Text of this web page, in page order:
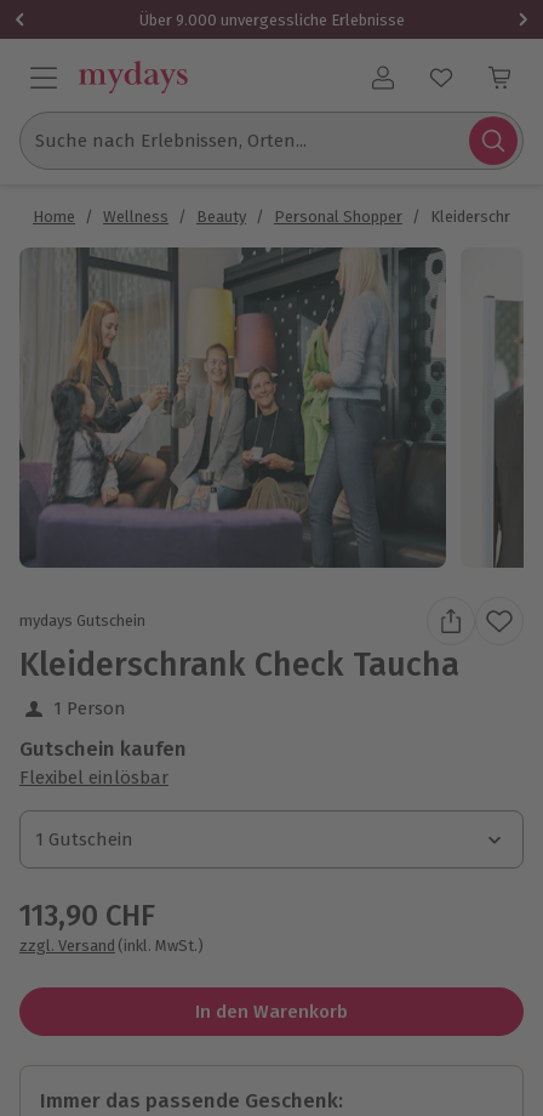
Über 9.000 unvergessliche Erlebnisse
Benutzerkonto
Suche nach Erlebnissen, Orten...
Home / Wellness / Beauty / Personal Shopper / Kleiderschrank
mydays Gutschein
Kleiderschrank Check Taucha
1 Person
Gutschein kaufen
Flexibel einlösbar
1 Gutschein
1 Gutschein
1 Gutschein
113,90 CHF
zzgl. Versand (inkl. MwSt.)
In den Warenkorb
Immer das passende Geschenk: